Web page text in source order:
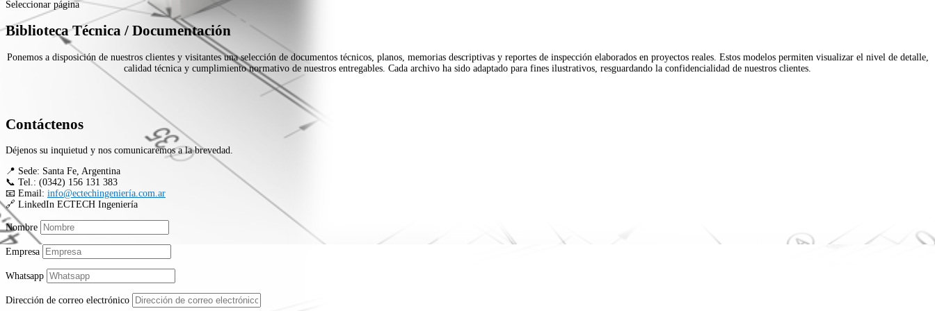
Seleccionar página
Biblioteca Técnica / Documentación
Ponemos a disposición de nuestros clientes y visitantes una selección de documentos técnicos, planos, memorias descriptivas y reportes de inspección elaborados en proyectos reales. Estos modelos permiten visualizar el nivel de detalle,
calidad técnica y cumplimiento normativo de nuestros entregables. Cada archivo ha sido adaptado para fines ilustrativos, resguardando la confidencialidad de nuestros clientes.
Contáctenos
Déjenos su inquietud y nos comunicaremos a la brevedad.
📍 Sede: Santa Fe, Argentina
📞 Tel.: (0342) 156 131 383
📧 Email: info@ectechingeniería.com.ar
🔗 LinkedIn ECTECH Ingeniería
Nombre
Empresa
Whatsapp
Dirección de correo electrónico